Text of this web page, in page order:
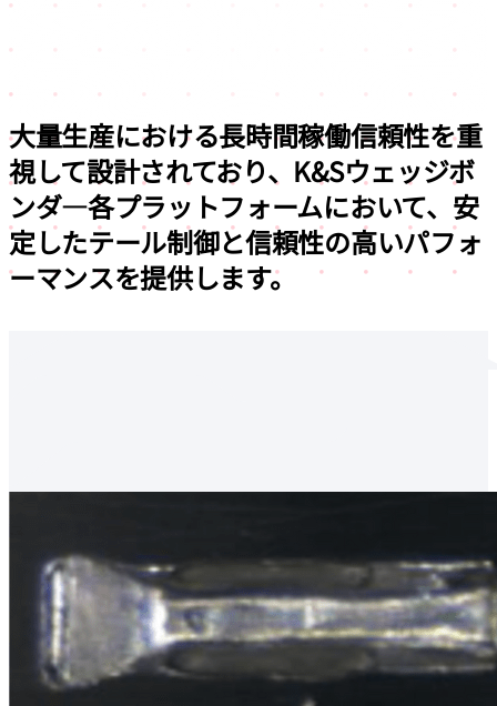
大量生産における長時間稼働信頼性を重
視して設計されており、 K&Sウェッジボ
ンダ―各プラットフォームにおいて、安
定したテール制御と信頼性の高いパフォ
ーマンスを提供します。